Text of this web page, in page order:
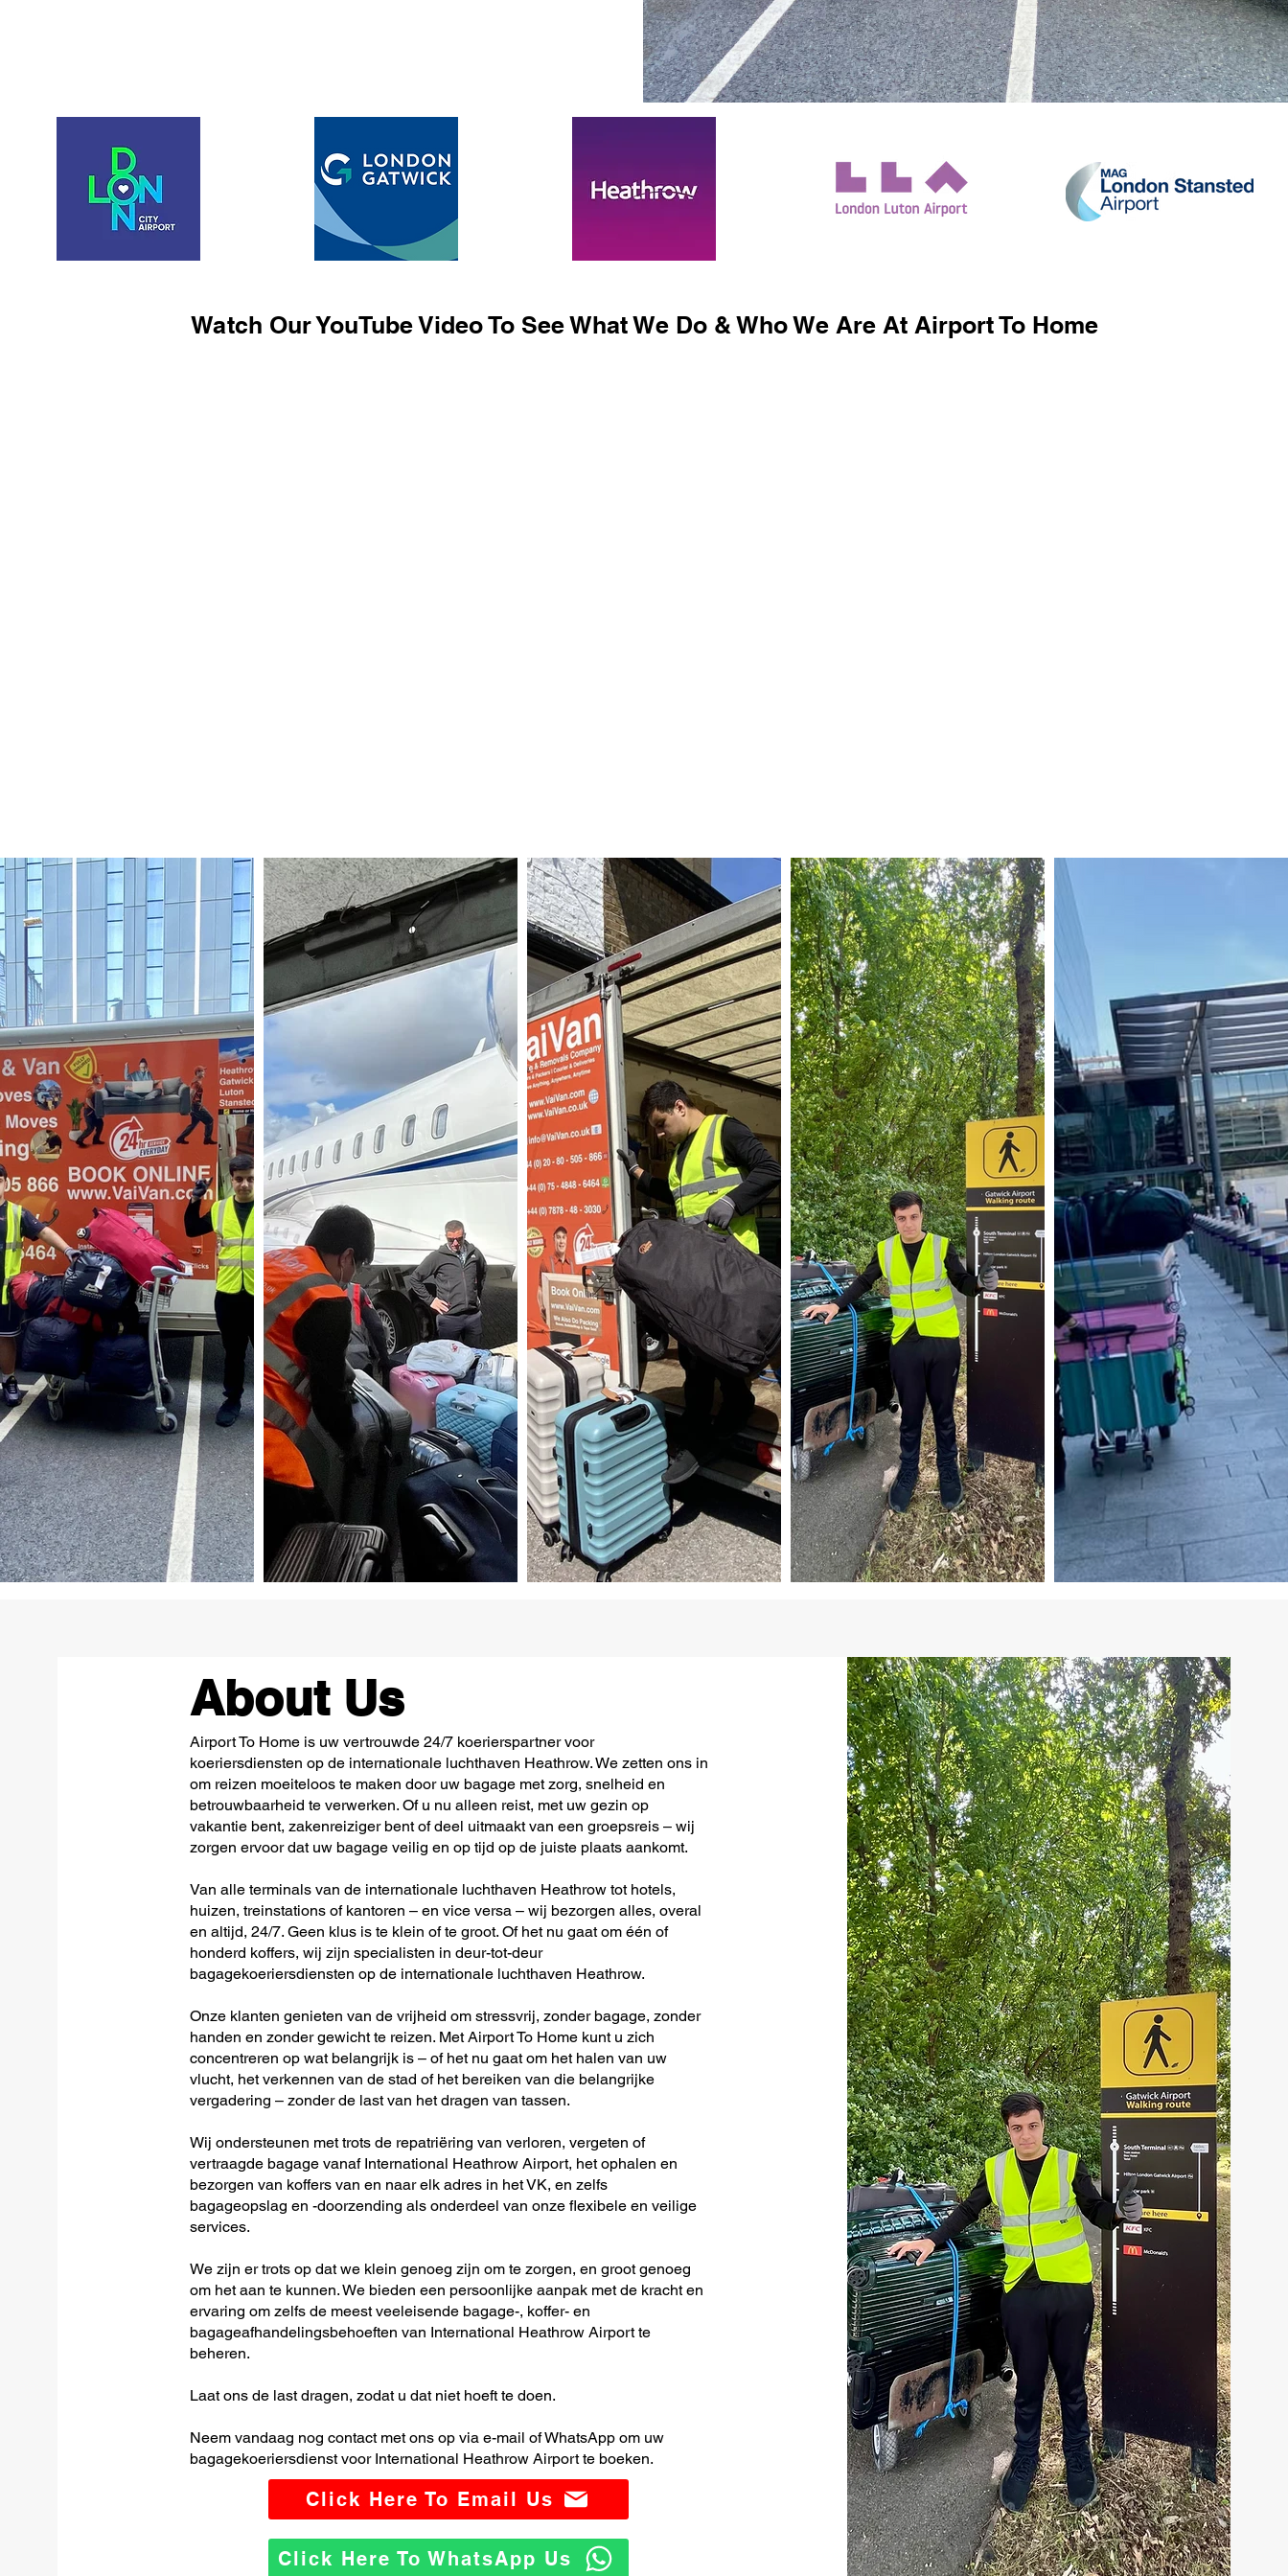
Watch Our YouTube Video To See What We Do & Who We Are At Airport To Home
About Us
Airport To Home is uw vertrouwde 24/7 koerierspartner voor
koeriersdiensten op de internationale luchthaven Heathrow. We zetten ons in
om reizen moeiteloos te maken door uw bagage met zorg, snelheid en
betrouwbaarheid te verwerken. Of u nu alleen reist, met uw gezin op
vakantie bent, zakenreiziger bent of deel uitmaakt van een groepsreis – wij
zorgen ervoor dat uw bagage veilig en op tijd op de juiste plaats aankomt.
Van alle terminals van de internationale luchthaven Heathrow tot hotels,
huizen, treinstations of kantoren – en vice versa – wij bezorgen alles, overal
en altijd, 24/7. Geen klus is te klein of te groot. Of het nu gaat om één of
honderd koffers, wij zijn specialisten in deur-tot-deur
bagagekoeriersdiensten op de internationale luchthaven Heathrow.
Onze klanten genieten van de vrijheid om stressvrij, zonder bagage, zonder
handen en zonder gewicht te reizen. Met Airport To Home kunt u zich
concentreren op wat belangrijk is – of het nu gaat om het halen van uw
vlucht, het verkennen van de stad of het bereiken van die belangrijke
vergadering – zonder de last van het dragen van tassen.
Wij ondersteunen met trots de repatriëring van verloren, vergeten of
vertraagde bagage vanaf International Heathrow Airport, het ophalen en
bezorgen van koffers van en naar elk adres in het VK, en zelfs
bagageopslag en -doorzending als onderdeel van onze flexibele en veilige
services.
We zijn er trots op dat we klein genoeg zijn om te zorgen, en groot genoeg
om het aan te kunnen. We bieden een persoonlijke aanpak met de kracht en
ervaring om zelfs de meest veeleisende bagage-, koffer- en
bagageafhandelingsbehoeften van International Heathrow Airport te
beheren.
Laat ons de last dragen, zodat u dat niet hoeft te doen.
Neem vandaag nog contact met ons op via e-mail of WhatsApp om uw
bagagekoeriersdienst voor International Heathrow Airport te boeken.
Click Here To Email Us
Click Here To WhatsApp Us